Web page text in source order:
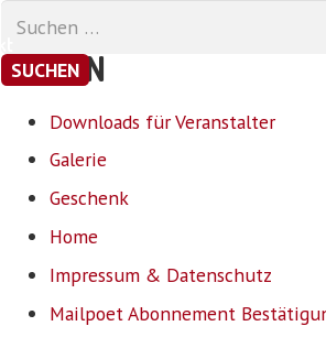
nach:
SEITEN
Downloads für Veranstalter
Galerie
Geschenk
Home
Impressum & Datenschutz
Mailpoet Abonnement